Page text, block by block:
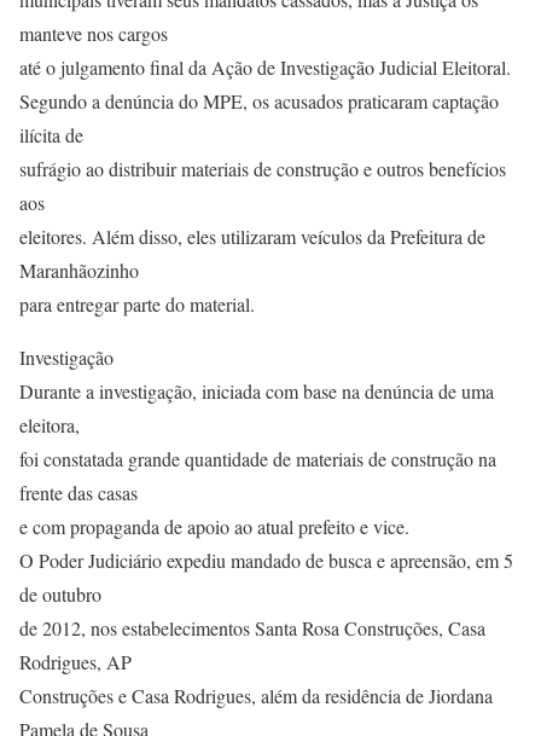
manteve nos cargos
até o julgamento final da Ação de Investigação Judicial Eleitoral.
Segundo a denúncia do MPE, os acusados praticaram captação
ilícita de
sufrágio ao distribuir materiais de construção e outros benefícios
aos
eleitores. Além disso, eles utilizaram veículos da Prefeitura de
Maranhãozinho
para entregar parte do material.
Investigação
Durante a investigação, iniciada com base na denúncia de uma
eleitora,
foi constatada grande quantidade de materiais de construção na
frente das casas
e com propaganda de apoio ao atual prefeito e vice.
O Poder Judiciário expediu mandado de busca e apreensão, em 5
de outubro
de 2012, nos estabelecimentos Santa Rosa Construções, Casa
Rodrigues, AP
Construções e Casa Rodrigues, além da residência de Jiordana
Pamela de Sousa